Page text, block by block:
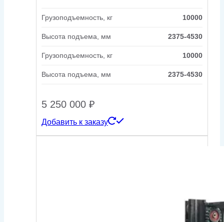
Грузоподъемность, кг 10000
Высота подъема, мм 2375-4530
Грузоподъемность, кг 10000
Высота подъема, мм 2375-4530
5 250 000 ₽
Добавить к заказу